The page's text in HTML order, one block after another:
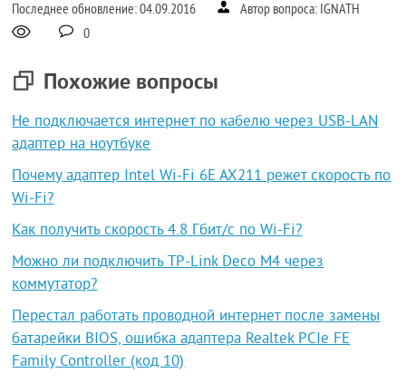
Последнее обновление: 04.09.2016
Автор вопроса: IGNATH
0
Похожие вопросы
Не подключается интернет по кабелю через USB-LAN
адаптер на ноутбуке
Почему адаптер Intel Wi-Fi 6E AX211 режет скорость по
Wi-Fi?
Как получить скорость 4.8 Гбит/с по Wi-Fi?
Можно ли подключить TP-Link Deco M4 через
коммутатор?
Перестал работать проводной интернет после замены
батарейки BIOS, ошибка адаптера Realtek PCIe FE
Family Controller (код 10)